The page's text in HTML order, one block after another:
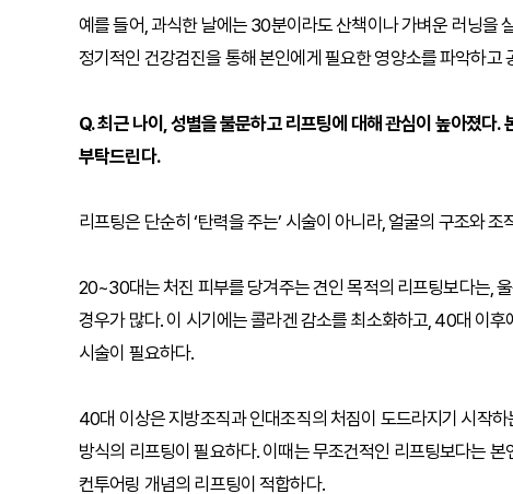
예를 들어, 과식한 날에는 30분이라도 산책이나 가벼운 러닝을
정기적인 건강검진을 통해 본인에게 필요한 영양소를 파악하
Q. 최근 나이, 성별을 불문하고 리프팅에 대해 관심이 높아졌다
부탁드린다.
리프팅은 단순히 ‘탄력을 주는’ 시술이 아니라, 얼굴의 구조와
20~30대는 처진 피부를 당겨주는 견인 목적의 리프팅보다는,
경우가 많다. 이 시기에는 콜라겐 감소를 최소화하고, 40대 이
시술이 필요하다.
40대 이상은 지방조직과 인대조직의 처짐이 도드라지기 시작
방식의 리프팅이 필요하다. 이때는 무조건적인 리프팅보다는
컨투어링 개념의 리프팅이 적합하다.